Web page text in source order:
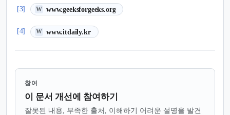
[3] W www.geeksforgeeks.org
(새 탭에서 열림)
[4] W www.itdaily.kr
(새 탭에서 열림)
참여
이 문서 개선에 참여하기
잘못된 내용, 부족한 출처, 이해하기 어려운 설명을 발견